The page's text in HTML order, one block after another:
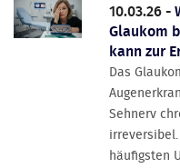
10.03.26 -
Glaukom
kann zur
Das
Sehnerv
häufigsten